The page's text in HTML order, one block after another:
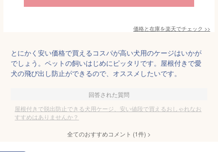
価格と在庫を楽天でチェック >>
とにかく安い価格で買えるコスパが高い犬用のケージはいかが
でしょう。ペットの飼いはじめにピッタリです。屋根付きで愛
犬の飛び出し防止ができるので、オススメしたいです。
回答された質問
屋根付きで脱出防止できる犬用ケージ、安い値段で買えるおしゃれなお
すすめはありませんか？
全てのおすすめコメント (1件) >